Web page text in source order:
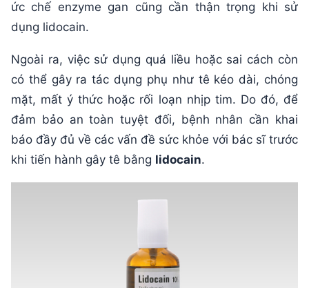
ức chế enzyme gan cũng cần thận trọng khi sử
dụng lidocain.
Ngoài ra, việc sử dụng quá liều hoặc sai cách còn
có thể gây ra tác dụng phụ như tê kéo dài, chóng
mặt, mất ý thức hoặc rối loạn nhịp tim. Do đó, để
đảm bảo an toàn tuyệt đối, bệnh nhân cần khai
báo đầy đủ về các vấn đề sức khỏe với bác sĩ trước
khi tiến hành gây tê bằng lidocain.